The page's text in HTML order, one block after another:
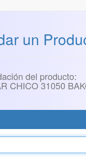
un
del producto:
CHICO 31050